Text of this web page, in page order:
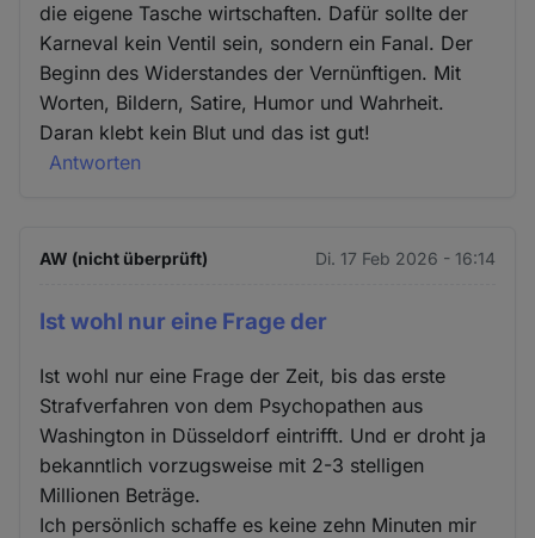
die eigene Tasche wirtschaften. Dafür sollte der
Karneval kein Ventil sein, sondern ein Fanal. Der
Beginn des Widerstandes der Vernünftigen. Mit
Worten, Bildern, Satire, Humor und Wahrheit.
Daran klebt kein Blut und das ist gut!
Antworten
AW (nicht überprüft) Di. 17 Feb 2026 - 16:14
Ist wohl nur eine Frage der
Ist wohl nur eine Frage der Zeit, bis das erste
Strafverfahren von dem Psychopathen aus
Washington in Düsseldorf eintrifft. Und er droht ja
bekanntlich vorzugsweise mit 2-3 stelligen
Millionen Beträge.
Ich persönlich schaffe es keine zehn Minuten mir